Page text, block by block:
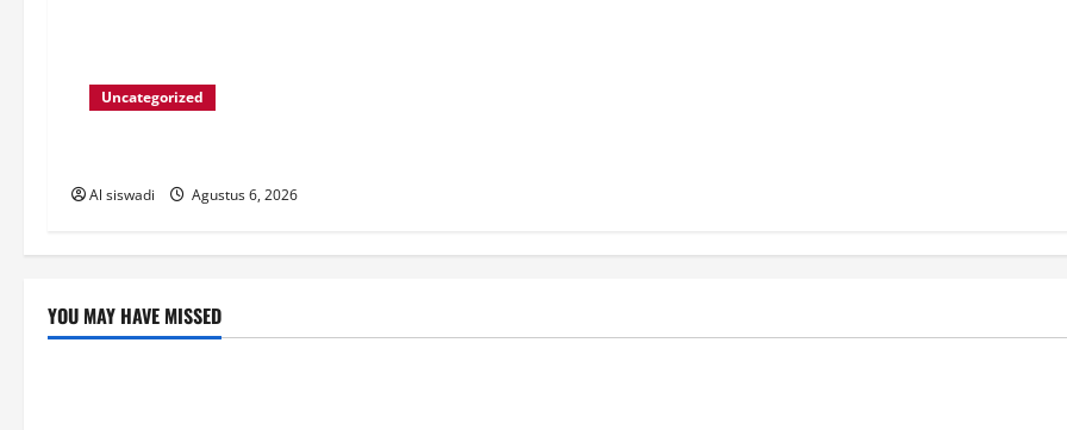
Uncategorized
Al siswadi Agustus 6, 2026
YOU MAY HAVE MISSED
Post